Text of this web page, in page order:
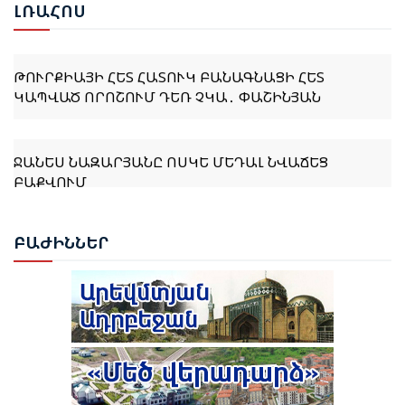
ԼՌԱՀՈՍ
ԿԱՊՎԱԾ ՈՐՈՇՈՒՄ ԴԵՌ ՉԿԱ․ ՓԱՇԻՆՅԱՆ
ԲԱՔՎՈՒՄ
ԹՈՒՐՔԻԱՆ ԵՐԲԵՔ ՉԻ ԹՈՂՆԻ ԻՐ ԿԻՊՐԱԹՈՒՐՔ
ԵՂԲԱՅՐՆԵՐԻՆ ԵՎ ՔՈՒՅՐԵՐԻՆ ՄԵՆԱԿ․ ԷՐԴՈՂԱՆ
ԹՈՒՐՔԻԱՆ ՍԿՍԵԼ Է ԱՔՅԱՔԱ-ԳՅՈՒՄՐԻ ՀԱՏՎԱԾԻ
ՎԵՐԱԿԱՆԳՆՈՒՄԸ
ԲԱԺԻՆՆԵՐ